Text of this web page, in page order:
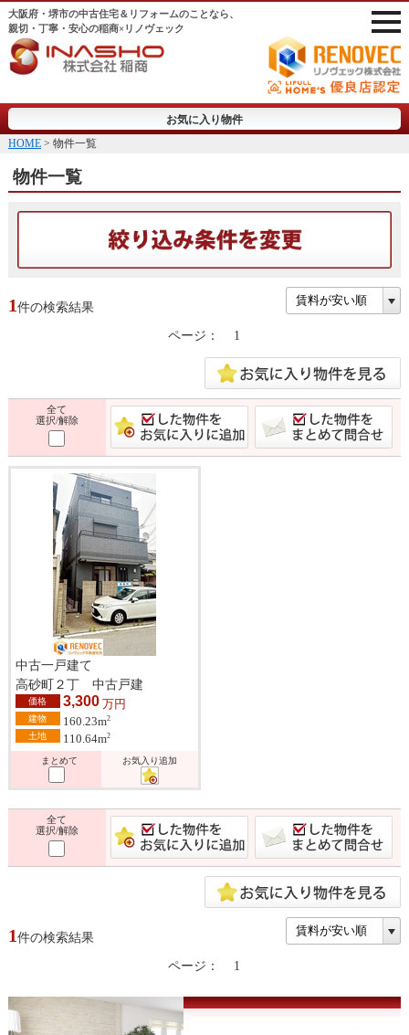
大阪府・堺市の中古住宅＆リフォームのことなら、
親切・丁寧・安心の稲商×リノヴェック
お気に入り物件
HOME> 物件一覧
物件一覧
1件の検索結果
ページ：
1
全て
選択/解除
中古一戸建て
高砂町２丁 中古戸建
価格 3,300 万円
建物 160.23m2
土地 110.64m2
まとめて お気入り追加
全て
選択/解除
1件の検索結果
ページ：
1